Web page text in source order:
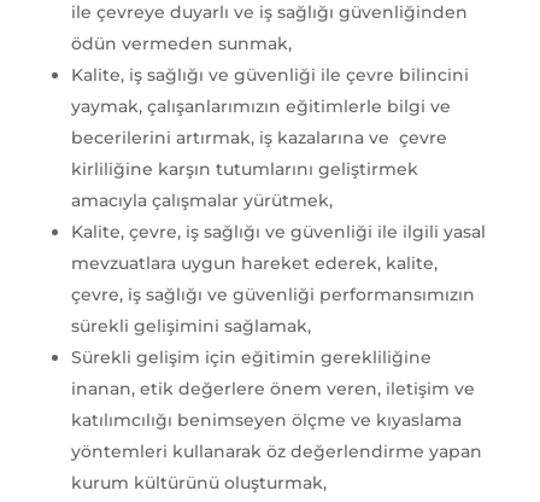
ile çevreye duyarlı ve iş sağlığı güvenliğinden
ödün vermeden sunmak,
Kalite, iş sağlığı ve güvenliği ile çevre bilincini
yaymak, çalışanlarımızın eğitimlerle bilgi ve
becerilerini artırmak, iş kazalarına ve çevre
kirliliğine karşın tutumlarını geliştirmek
amacıyla çalışmalar yürütmek,
Kalite, çevre, iş sağlığı ve güvenliği ile ilgili yasal
mevzuatlara uygun hareket ederek, kalite,
çevre, iş sağlığı ve güvenliği performansımızın
sürekli gelişimini sağlamak,
Sürekli gelişim için eğitimin gerekliliğine
inanan, etik değerlere önem veren, iletişim ve
katılımcılığı benimseyen ölçme ve kıyaslama
yöntemleri kullanarak öz değerlendirme yapan
kurum kültürünü oluşturmak,